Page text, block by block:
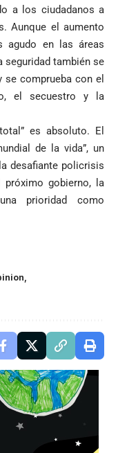
a los ciudadanos a
Aunque el aumento
agudo en las áreas
seguridad también se
comprueba con el
el secuestro y la
es absoluto. El
de la vida”, un
desafiante policrisis
próximo gobierno, la
prioridad como